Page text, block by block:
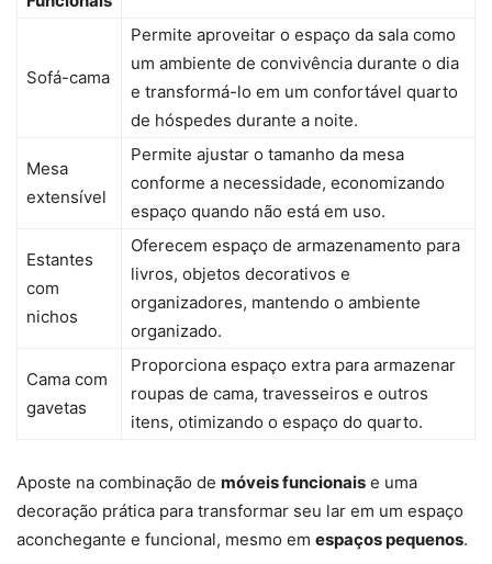
Sofá-cama
Permite aproveitar o espaço da sala como
um ambiente de convivência durante o dia
e transformá-lo em um confortável quarto
de hóspedes durante a noite.
Mesa
extensível
Permite ajustar o tamanho da mesa
conforme a necessidade, economizando
espaço quando não está em uso.
Estantes
com
nichos
Oferecem espaço de armazenamento para
livros, objetos decorativos e
organizadores, mantendo o ambiente
organizado.
Cama com
gavetas
Proporciona espaço extra para armazenar
roupas de cama, travesseiros e outros
itens, otimizando o espaço do quarto.
Aposte na combinação de móveis funcionais e uma
decoração prática para transformar seu lar em um espaço
aconchegante e funcional, mesmo em espaços pequenos.